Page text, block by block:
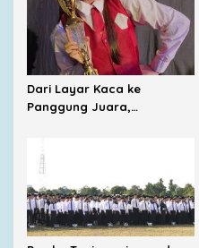
Dari Layar Kaca ke
Panggung Juara,